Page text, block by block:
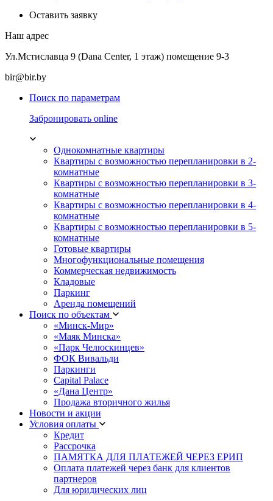
Оставить заявку
Наш адрес
Ул.Мстиславца 9 (Dana Center, 1 этаж) помещение 9-3
bir@bir.by
Поиск по параметрам
Забронировать online
Однокомнатные квартиры
Квартиры с возможностью перепланировки в 2-
комнатные
Квартиры с возможностью перепланировки в 3-
комнатные
Квартиры с возможностью перепланировки в 4-
комнатные
Квартиры с возможностью перепланировки в 5-
комнатные
Готовые квартиры
Многофункциональные помещения
Коммерческая недвижимость
Кладовые
Паркинг
Аренда помещений
Поиск по объектам
«Минск-Мир»
«Маяк Минска»
«Парк Челюскинцев»
ФОК Вивальди
Паркинги
Capital Palace
«Дана Центр»
Продажа вторичного жилья
Новости и акции
Условия оплаты
Кредит
Рассрочка
ПАМЯТКА ДЛЯ ПЛАТЕЖЕЙ ЧЕРЕЗ ЕРИП
Оплата платежей через банк для клиентов
партнеров
Для юридических лиц